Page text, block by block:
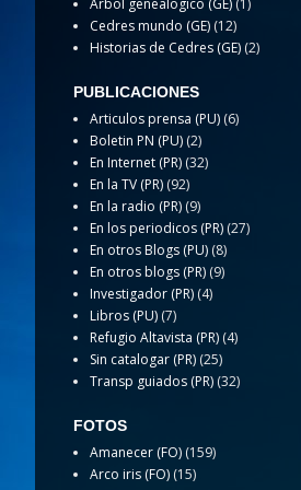
Arbol genealogico (GE) (1)
Cedres mundo (GE) (12)
Historias de Cedres (GE) (2)
PUBLICACIONES
Articulos prensa (PU) (6)
Boletin PN (PU) (2)
En Internet (PR) (32)
En la TV (PR) (92)
En la radio (PR) (9)
En los periodicos (PR) (27)
En otros Blogs (PU) (8)
En otros blogs (PR) (9)
Investigador (PR) (4)
Libros (PU) (7)
Refugio Altavista (PR) (4)
Sin catalogar (PR) (25)
Transp guiados (PR) (32)
FOTOS
Amanecer (FO) (159)
Arco iris (FO) (15)